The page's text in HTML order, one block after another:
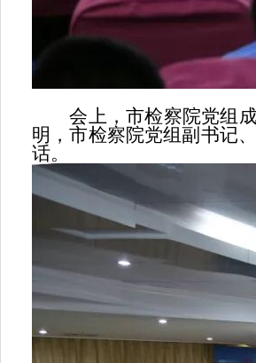
会上，市检察院党组成
明，市检察院党组副书记
话。